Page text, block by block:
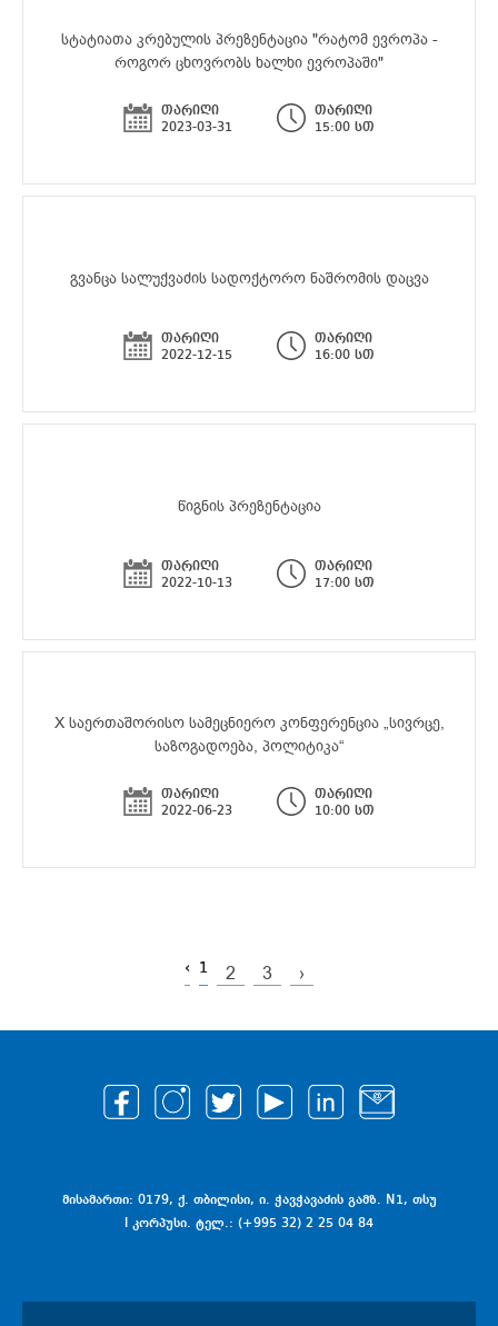
სტატიათა კრებულის პრეზენტაცია "რატომ ევროპა -
როგორ ცხოვრობს ხალხი ევროპაში"
თარიღი
2023-03-31
თარიღი
15:00 სთ
გვანცა სალუქვაძის სადოქტორო ნაშრომის დაცვა
თარიღი
2022-12-15
თარიღი
16:00 სთ
წიგნის პრეზენტაცია
თარიღი
2022-10-13
თარიღი
17:00 სთ
X საერთაშორისო სამეცნიერო კონფერენცია „სივრცე,
საზოგადოება, პოლიტიკა“
თარიღი
2022-06-23
თარიღი
10:00 სთ
‹ 1 2 3 ›
მისამართი: 0179, ქ. თბილისი, ი. ჭავჭავაძის გამზ. N1, თსუ
I კორპუსი. ტელ.: (+995 32) 2 25 04 84